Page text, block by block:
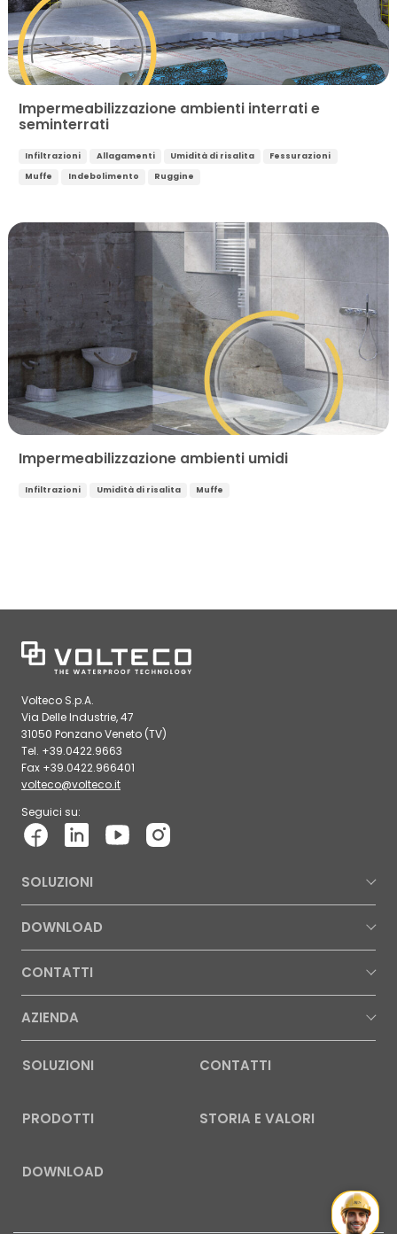
Impermeabilizzazione ambienti interrati e
seminterrati
Infiltrazioni Allagamenti Umidità di risalita
Fessurazioni
Muffe
Indebolimento Ruggine
Impermeabilizzazione ambienti umidi
Infiltrazioni Umidità di risalita Muffe
Volteco S.p.A.
Via Delle Industrie, 47
31050 Ponzano Veneto (TV)
Tel. +39.0422.9663
Fax +39.0422.966401
volteco@volteco.it
Seguici su:
SOLUZIONI
DOWNLOAD
CONTATTI
AZIENDA
SOLUZIONI CONTATTI
PRODOTTI STORIA E VALORI
DOWNLOAD
Mr